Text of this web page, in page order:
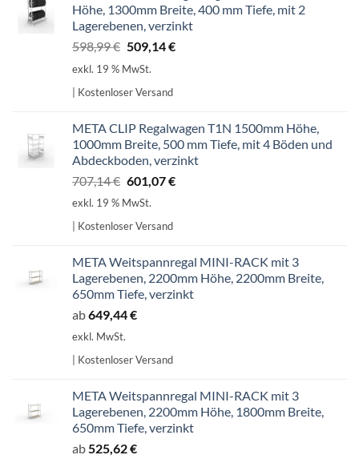
Höhe, 1300mm Breite, 400 mm Tiefe, mit 2
Lagerebenen, verzinkt
598,99€ Ursprünglicher
Preis
598,99 €
509,14€Aktueller
exkl. 19 % MwSt.
| Kostenloser Versand
META CLIP Regalwagen T1N 1500mm Höhe,
1000mm Breite, 500 mm Tiefe, mit 4 Böden und
Abdeckboden, verzinkt
707,14€ Ursprünglicher
Preis
707,14 €
601,07€Aktueller
exkl. 19 % MwSt.
| Kostenloser Versand
META Weitspannregal MINI-RACK mit 3
Lagerebenen, 2200mm Höhe, 2200mm Breite,
650mm Tiefe, verzinkt
ab649,44€
exkl. MwSt.
| Kostenloser Versand
META Weitspannregal MINI-RACK mit 3
Lagerebenen, 2200mm Höhe, 1800mm Breite,
650mm Tiefe, verzinkt
ab525,62€